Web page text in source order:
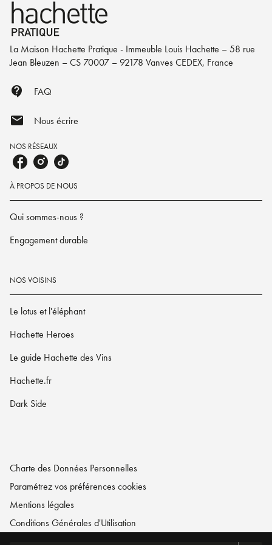
La Maison Hachette Pratique - Immeuble Louis Hachette – 58 rue
Jean Bleuzen – CS 70007 – 92178 Vanves CEDEX, France
contact_support FAQ
mail Nous écrire
NOS RÉSEAUX
À PROPOS DE NOUS
Qui sommes-nous ?
Engagement durable
NOS VOISINS
Le lotus et l'éléphant
Hachette Heroes
Le guide Hachette des Vins
Hachette.fr
Dark Side
Charte des Données Personnelles
Paramétrez vos préférences cookies
Mentions légales
Conditions Générales d'Utilisation